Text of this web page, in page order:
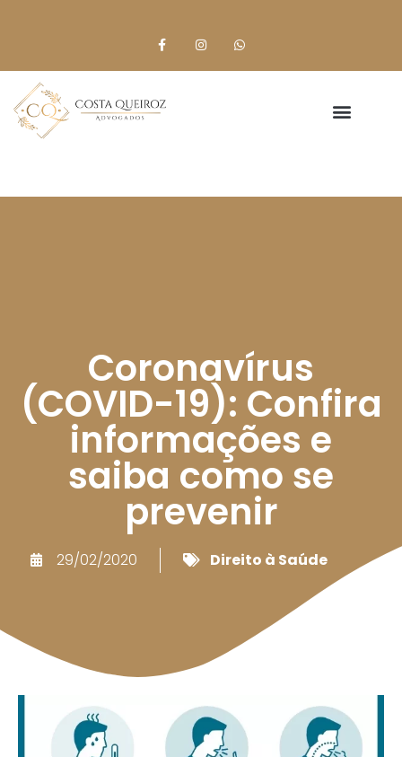
Coronavírus
(COVID-19): Confira
informações e
saiba como se
prevenir
29/02/2020 Direito à Saúde